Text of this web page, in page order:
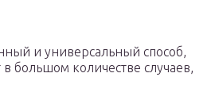
и универсальный способ,
большом количестве случаев,